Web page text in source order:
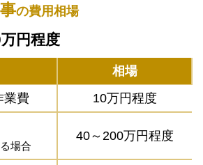
の費用相場
円程度
相場
業費
10万円程度
場合
40～200万円程度